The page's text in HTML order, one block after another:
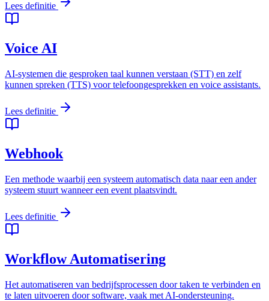
Lees definitie
Voice AI
AI-systemen die gesproken taal kunnen verstaan (STT) en zelf
kunnen spreken (TTS) voor telefoongesprekken en voice assistants.
Lees definitie
Webhook
Een methode waarbij een systeem automatisch data naar een ander
systeem stuurt wanneer een event plaatsvindt.
Lees definitie
Workflow Automatisering
Het automatiseren van bedrijfsprocessen door taken te verbinden en
te laten uitvoeren door software, vaak met AI-ondersteuning.